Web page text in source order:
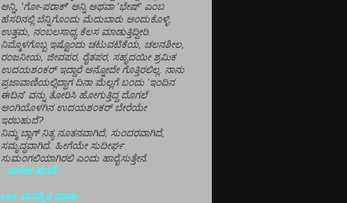
ಅನ್ನಿ, 'ಗೋ-ಪರಾಕ್' ಅನ್ನಿ ಅಥವಾ 'ಭೇಷ್' ಎಂಬ
ಹೆಸರಿನಲ್ಲಿ ಬೆನ್ನಿಗೊಂದು ಮೆದುಬಾರು ಅಂದುಕೊಳ್ಳಿ.
ಉತ್ತಮ, ನಂಬಲಸಾಧ್ಯ ಕೆಲಸ ಮಾಡುತ್ತಿದ್ದೀರಿ.
ನಿಮ್ಮೊಳಗೊಬ್ಬ ಇಷ್ಟೊಂದು ಚಟುವಟಿಕೆಯ, ಚಲನಶೀಲ,
ರಂಜನೀಯ, ಜೀವಪರ, ರೈತಪರ, ಸಹೃದಯೀ ಶ್ರಮಿಕ
ಉದಯಶಂಕರ್ ಇದ್ದಾರೆ ಅನ್ನೋದೇ ಗೊತ್ತಿರಲಿಲ್ಲ. ನಾನು
ಪ್ರಜಾವಾಣಿಯಲ್ಲಿದ್ದಾಗ ದಿನಾ ಮೆಲ್ಲಗೆ ಬಂದು 'ಇಂದಿನ
ಈದಿನ' ವನ್ನು ತೋರಿಸಿ ಹೋಗುತ್ತಿದ್ದ ದೊಗಲೆ
ಅಂಗಿಯೊಳಗಿನ ಉದಯಶಂಕರ್ ಬೇರೆಯೇ
ಇರಬಹುದೆ?
ನಿಮ್ಮ ಬ್ಲಾಗ್ ನಿತ್ಯ ನೂತನವಾಗಿದೆ, ಸುಂದರವಾಗಿದೆ,
ಸಮೃದ್ಧವಾಗಿದೆ. ಹೀಗೆಯೇ ಸುದೀರ್ಘ
ಸುಮಂಗಲಿಯಾಗಿರಲಿ ಎಂದು ಹಾರೈಸುತ್ತೇನೆ.
- ನಾಗೇಶ ಹೆಗಡೆ
vee ಮನಸ್ಸಿನ ಮಾತು .